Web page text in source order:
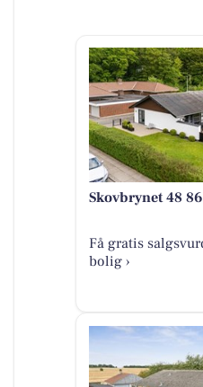
Skovbrynet 48
Få gratis
bolig ›